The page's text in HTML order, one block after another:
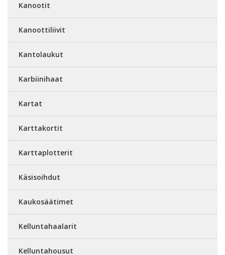
Kanootit
Kanoottiliivit
Kantolaukut
Karbiinihaat
Kartat
Karttakortit
Karttaplotterit
Käsisoihdut
Kaukosäätimet
Kelluntahaalarit
Kelluntahousut